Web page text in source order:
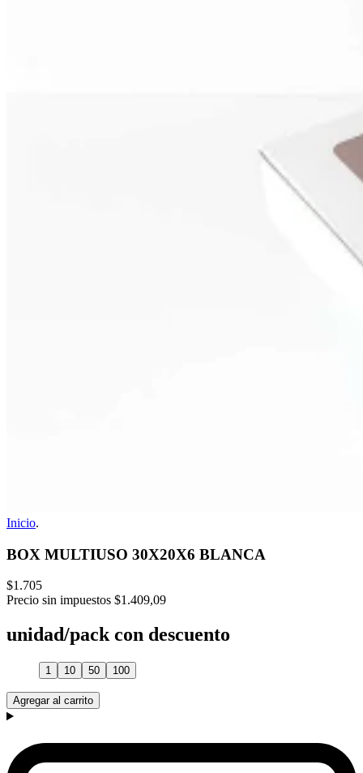
Inicio.
BOX MULTIUSO 30X20X6 BLANCA
$1.705
Precio sin impuestos $1.409,09
unidad/pack con descuento
1 10 50 100
Agregar al carrito